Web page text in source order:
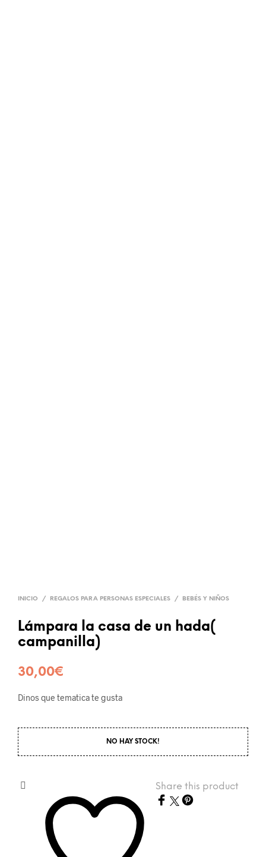
INICIO / REGALOS PARA PERSONAS ESPECIALES / BEBÉS Y NIÑOS
Lámpara la casa de un hada(
campanilla)
30,00€
Dinos que tematica te gusta
NO HAY STOCK!
Share this product